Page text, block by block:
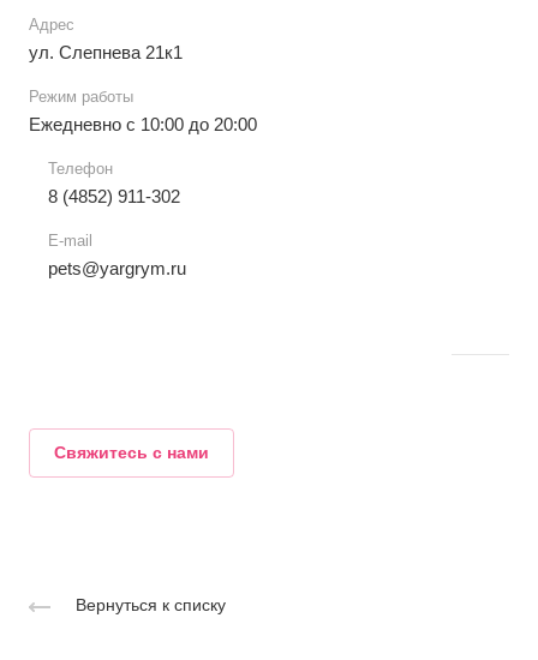
Адрес
ул. Слепнева 21к1
Режим работы
Ежедневно с 10:00 до 20:00
Телефон
8 (4852) 911-302
E-mail
pets@yargrym.ru
Свяжитесь с нами
Вернуться к списку